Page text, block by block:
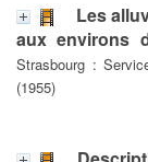
Les
aux environs
Strasbourg :
(1955)